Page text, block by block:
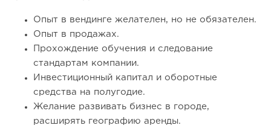
132
Опыт в вендинге желателен, но не обязателен.
Опыт в продажах.
Прохождение обучения и следование
стандартам компании.
Инвестиционный капитал и оборотные
средства на полугодие.
Желание развивать бизнес в городе,
расширять географию аренды.